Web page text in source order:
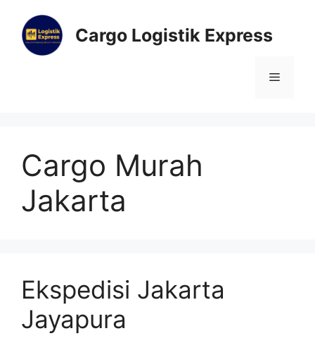
Cargo Logistik Express
Cargo Murah
Jakarta
Ekspedisi Jakarta
Jayapura